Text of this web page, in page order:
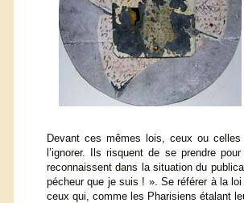
Devant ces mêmes lois, ceux ou
l’ignorer. Ils risquent de se prendre
reconnaissent dans la situation du
pécheur que je suis ! ». Se référer à la
ceux qui, comme les Pharisiens étalant